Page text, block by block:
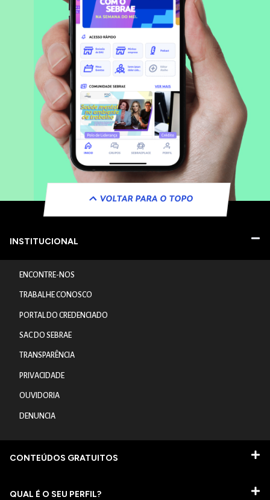
VOLTAR PARA O TOPO
INSTITUCIONAL
ENCONTRE-NOS
TRABALHE CONOSCO
PORTAL DO CREDENCIADO
SAC DO SEBRAE
TRANSPARÊNCIA
PRIVACIDADE
OUVIDORIA
DENUNCIA
CONTEÚDOS GRATUITOS
QUAL É O SEU PERFIL?